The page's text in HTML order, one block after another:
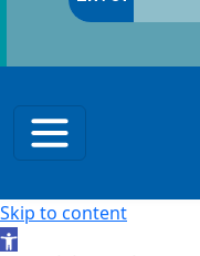
Skip to content
Open toolbar